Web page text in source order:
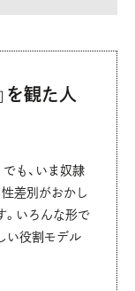
を観た人
も、いま奴隷
差別がおかし
。いろんな形で
い役割モデル